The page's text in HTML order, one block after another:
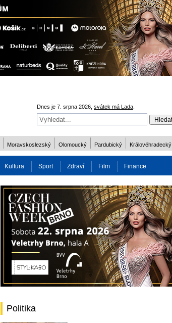
Dnes je 7. srpna 2026, svátek má Lada
Moravskoslezský Olomoucký Pardubický Královéhradecký
Kultura Sport Zdraví Film Finance
Charita Osobnost Více ODM 2016
Politika